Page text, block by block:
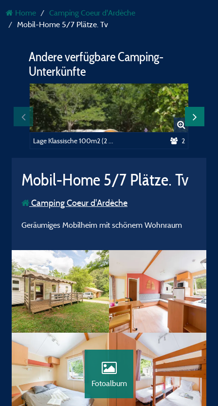
Home
Camping Coeur d'Ardèche
Mobil-Home 5/7 Plätze. Tv
Andere verfügbare Camping-
Unterkünfte
2
Mobil-Home 5/7 Plätze. Tv
Camping Coeur d'Ardèche
Geräumiges Mobilheim mit schönem Wohnraum
Fotoalbum